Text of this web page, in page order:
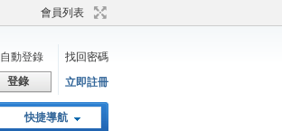
會員列表
自動登錄
找回密碼
登錄 立即註冊
快捷導航